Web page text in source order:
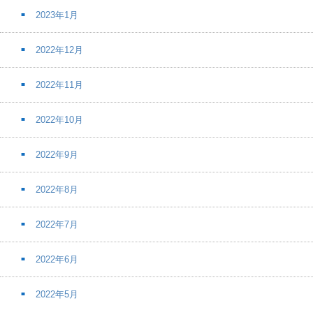
2023年1月
2022年12月
2022年11月
2022年10月
2022年9月
2022年8月
2022年7月
2022年6月
2022年5月